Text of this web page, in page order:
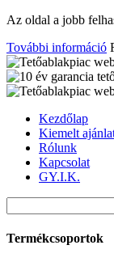
Az oldal a jobb
További információ
Kezdőlap
Kiemelt
Rólunk
Kapcsolat
GY.I.K.
Termékcsoportok